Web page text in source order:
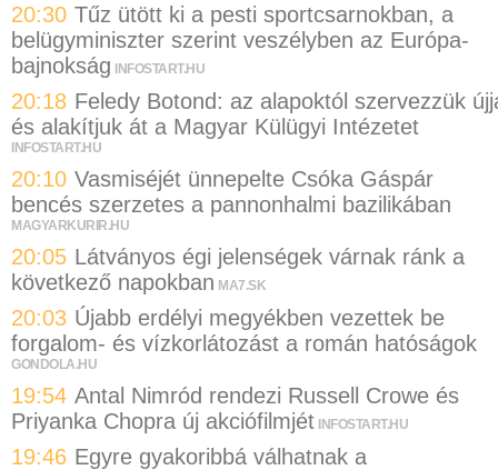
20:30 Tűz ütött ki a pesti sportcsarnokban, a
belügyminiszter szerint veszélyben az Európa-
bajnokság INFOSTART.HU
20:18 Feledy Botond: az alapoktól szervezzük
és alakítjuk át a Magyar Külügyi Intézetet
INFOSTART.HU
20:10 Vasmiséjét ünnepelte Csóka Gáspár
bencés szerzetes a pannonhalmi bazilikában
MAGYARKURIR.HU
20:05 Látványos égi jelenségek várnak ránk a
következő napokban MA7.SK
20:03 Újabb erdélyi megyékben vezettek be
forgalom- és vízkorlátozást a román hatóságok
GONDOLA.HU
19:54 Antal Nimród rendezi Russell Crowe és
Priyanka Chopra új akciófilmjét INFOSTART.HU
19:46 Egyre gyakoribbá válhatnak a